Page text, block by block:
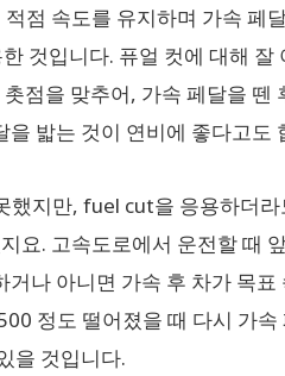
점 속도를 유지하며 가속 페
것입니다. 퓨얼 컷에 대해 잘
점을 맞추어, 가속 페달을 뗀
을 밟는 것이 연비에 좋다고도
했지만, fuel cut을 응용하더
요. 고속도로에서 운전할 때
거나 아니면 가속 후 차가 목
정도 떨어졌을 때 다시 가속
을 것입니다.